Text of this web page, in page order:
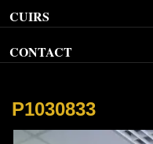
CUIRS
CONTACT
P1030833